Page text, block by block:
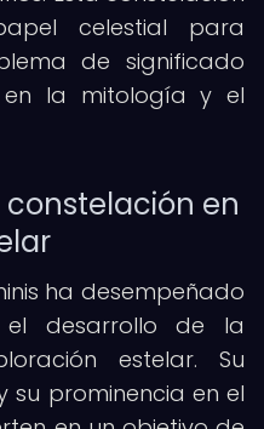
celestial para
de significado
la mitología y el
en
ha desempeñado
desarrollo de la
estelar. Su
su prominencia en el